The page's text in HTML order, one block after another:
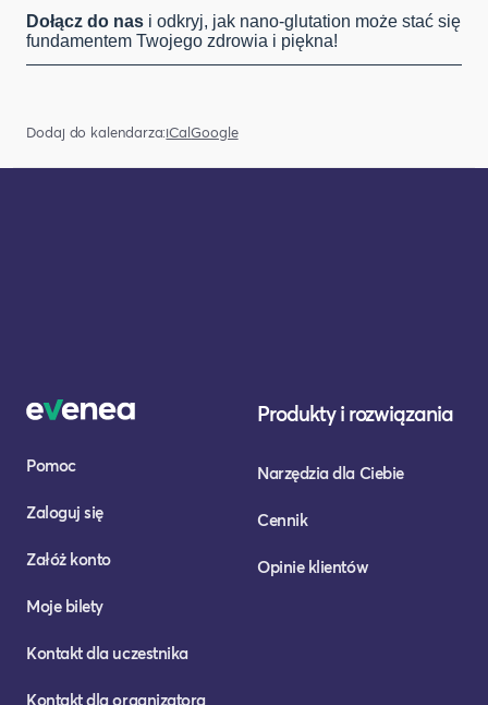
Dołącz do nas i odkryj, jak nano-glutation może stać się
fundamentem Twojego zdrowia i piękna!
Dodaj do kalendarza:iCalGoogle
Pomoc
Zaloguj się
Załóż konto
Moje bilety
Kontakt dla uczestnika
Kontakt dla organizatora
Produkty i rozwiązania
Narzędzia dla Ciebie
Cennik
Opinie klientów